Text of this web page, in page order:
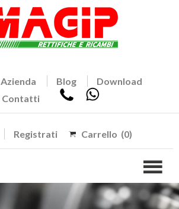
Azienda Blog
Download
Contatti
Registrati Carrello (0)